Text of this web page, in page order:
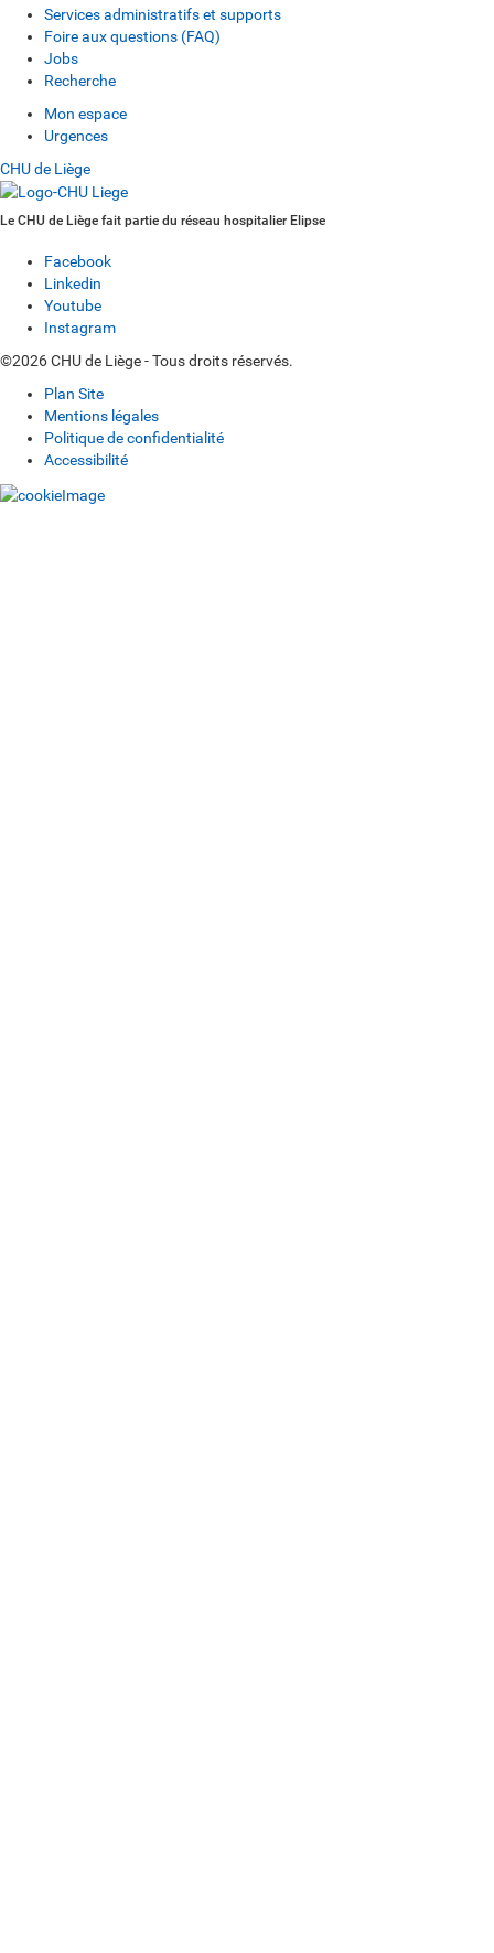
Services administratifs et supports
Foire aux questions (FAQ)
Jobs
Recherche
Mon espace
Urgences
CHU de Liège
Le CHU de Liège fait partie du réseau hospitalier Elipse
Facebook
Linkedin
Youtube
Instagram
©2026 CHU de Liège - Tous droits réservés.
Plan Site
Mentions légales
Politique de confidentialité
Accessibilité